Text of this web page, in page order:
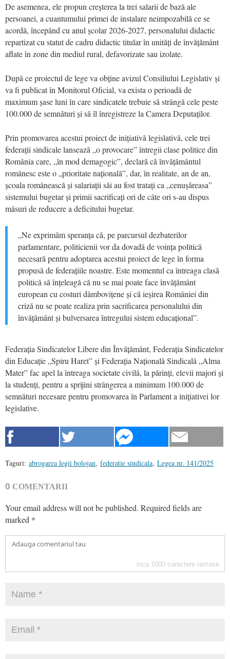
De asemenea, ele propun creșterea la trei salarii de bază ale
persoanei, a cuantumului primei de instalare neimpozabilă ce se
acordă, începând cu anul școlar 2026-2027, personalului didactic
repartizat cu statut de cadru didactic titular în unități de învățământ
aflate în zone din mediul rural, defavorizate sau izolate.
După ce proiectul de lege va obține avizul Consiliului Legislativ și
va fi publicat în Monitorul Oficial, va exista o perioadă de
maximum șase luni în care sindicatele trebuie să strângă cele peste
100.000 de semnături și să îl înregistreze la Camera Deputaților.
Prin promovarea acestui proiect de inițiativă legislativă, cele trei
federații sindicale lansează „o provocare” întregii clase politice din
România care, „în mod demagogic”, declară că învățământul
românesc este o „prioritate națională”, dar, în realitate, an de an,
școala românească și salariații săi au fost tratați ca „cenușăreasa”
sistemului bugetar și primii sacrificați ori de câte ori s-au dispus
măsuri de reducere a deficitului bugetar.
„Ne exprimăm speranța că, pe parcursul dezbaterilor
parlamentare, politicienii vor da dovadă de voința politică
necesară pentru adoptarea acestui proiect de lege în forma
propusă de federațiile noastre. Este momentul ca întreaga clasă
politică să înțeleagă că nu se mai poate face învățământ
european cu costuri dâmbovițene și că ieșirea României din
criză nu se poate realiza prin sacrificarea personalului din
învățământ și bulversarea întregului sistem educațional”.
Federația Sindicatelor Libere din Învățământ, Federația Sindicatelor
din Educație „Spiru Haret” și Federația Națională Sindicală „Alma
Mater” fac apel la întreaga societate civilă, la părinți, elevii majori și
la studenți, pentru a sprijini strângerea a minimum 100.000 de
semnături necesare pentru promovarea în Parlament a inițiativei lor
legislative.
Taguri: abrogarea legii bolojan, federatie sindicala, Legea nr. 141/2025
0 COMENTARII
Your email address will not be published. Required fields are
marked *
inca 1000 caractere ramase